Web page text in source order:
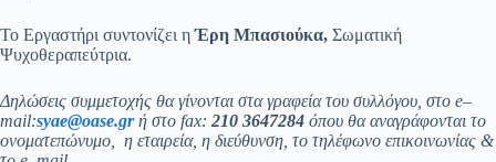
Το Εργαστήρι συντονίζει ηΈρη Μπασιούκα, Σωματική
Ψυχοθεραπεύτρια.
Δηλώσεις συμμετοχής θα γίνονται στα γραφεία του συλλόγου, στο e–
mail:syae@oase.grή στο fax: 210 3647284 όπου θα αναγράφονται το
ονοματεπώνυμο, η εταιρεία, η διεύθυνση, το τηλέφωνο επικοινωνίας &